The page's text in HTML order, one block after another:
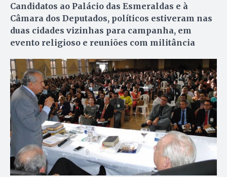
Candidatos ao Palácio das Esmeraldas e à
Câmara dos Deputados, políticos estiveram nas
duas cidades vizinhas para campanha, em
evento religioso e reuniões com militância